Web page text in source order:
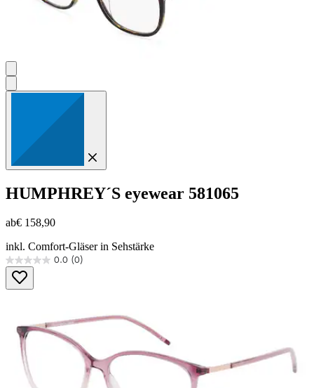
HUMPHREY´S eyewear 581065
ab€ 158,90
inkl. Comfort-Gläser in Sehstärke
0.0 (0)
0.0
von
5